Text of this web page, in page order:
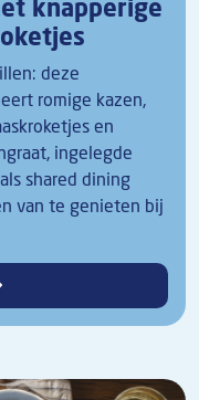
knapperige
deze
romige kazen,
en
ingelegde
shared dining
van te genieten bij